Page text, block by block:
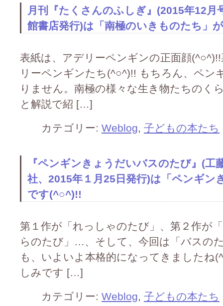
月刊『たくさんのふしぎ』(2015年12月
館書店発行)は「南極のいきものたち」
表紙は、アデリーペンギンの正面顔
リーペンギンたち(^○^)!! もちろん、ペン
りません。南極の様々な生き物たちのく
と解説で紹 […]
カテゴリー: Weblog, 子どもの本たち
『ペンギンきょうだいバスのたび』(工
社、2015年１月25日発行)は「ペンギン
です(^○^)!!
第１作が「れっしゃのたび」、第２作が
らのたび」…、そして、今回は「バスの
も、いよいよ本格的になってきましたね
しみです […]
カテゴリー: Weblog, 子どもの本たち